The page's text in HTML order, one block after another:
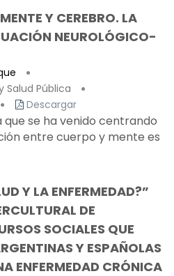
Y CEREBRO. LA
NEUROLÓGICO-
Salud Pública
Descargar
se ha venido centrando
entre cuerpo y mente es
Y LA ENFERMEDAD?”
DE
SOCIALES QUE
Y ESPAÑOLAS
ENFERMEDAD CRÓNICA